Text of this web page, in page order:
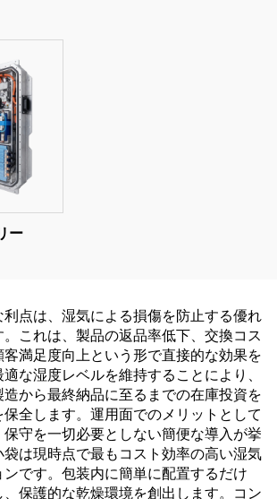
ー
点は、湿気による損傷を防止する優れ
これは、製品の返品率低下、交換コス
客満足度向上という形で直接的な効果を
な湿度レベルを維持することにより、
造から最終納品に至るまでの在庫投資を
全します。運用面でのメリットとして
守を一切必要としない簡便な導入が挙
は現時点で最もコスト効率の高い湿気
です。包装内に簡単に配置するだけ
保護的な乾燥環境を創出します。コン